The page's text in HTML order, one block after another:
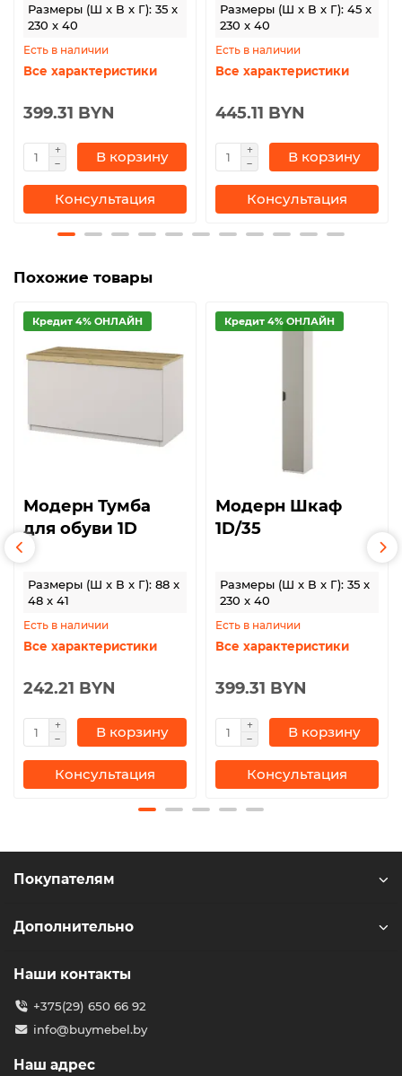
Размеры (Ш x В x Г): 35 x
230 x 40
Есть в наличии
Все характеристики
399.31 BYN
В корзину
Консультация
Размеры (Ш x В x Г): 45 x
230 x 40
Есть в наличии
Все характеристики
445.11 BYN
В корзину
Консультация
Похожие товары
Кредит 4% ОНЛАЙН
Модерн Тумба
для обуви 1D
Размеры (Ш x В x Г): 88 x
48 x 41
Есть в наличии
Все характеристики
242.21 BYN
В корзину
Консультация
Кредит 4% ОНЛАЙН
Модерн Шкаф
1D/35
Размеры (Ш x В x Г): 35 x
230 x 40
Есть в наличии
Все характеристики
399.31 BYN
В корзину
Консультация
Покупателям
Дополнительно
Наши контакты
+375(29) 650 66 92
info@buymebel.by
Наш адрес